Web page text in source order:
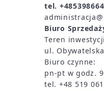
tel.
Biuro
Teren
ul.
Biuro czynne:
pn-pt w godz.
tel. +48 519